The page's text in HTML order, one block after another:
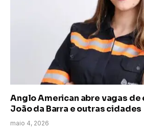
Anglo American abre vagas de
João da Barra e outras cidades
maio 4, 2026